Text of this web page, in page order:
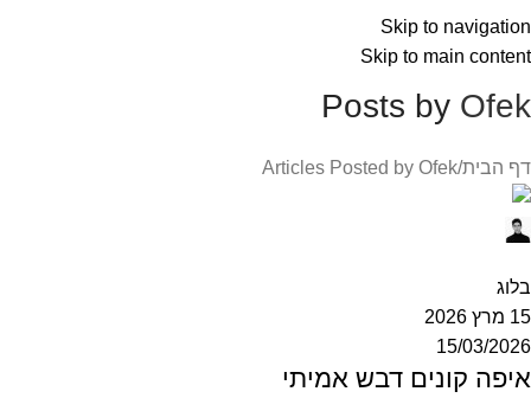
Skip to navigation
Skip to main content
חקלאות ישראלית מהגליל העליון | קבוצות רכישה פנו אלינו
Posts by Ofek
דף הבית Articles Posted by Ofek
בלוג
15 מרץ 2026
15/03/2026
איפה קונים דבש אמיתי